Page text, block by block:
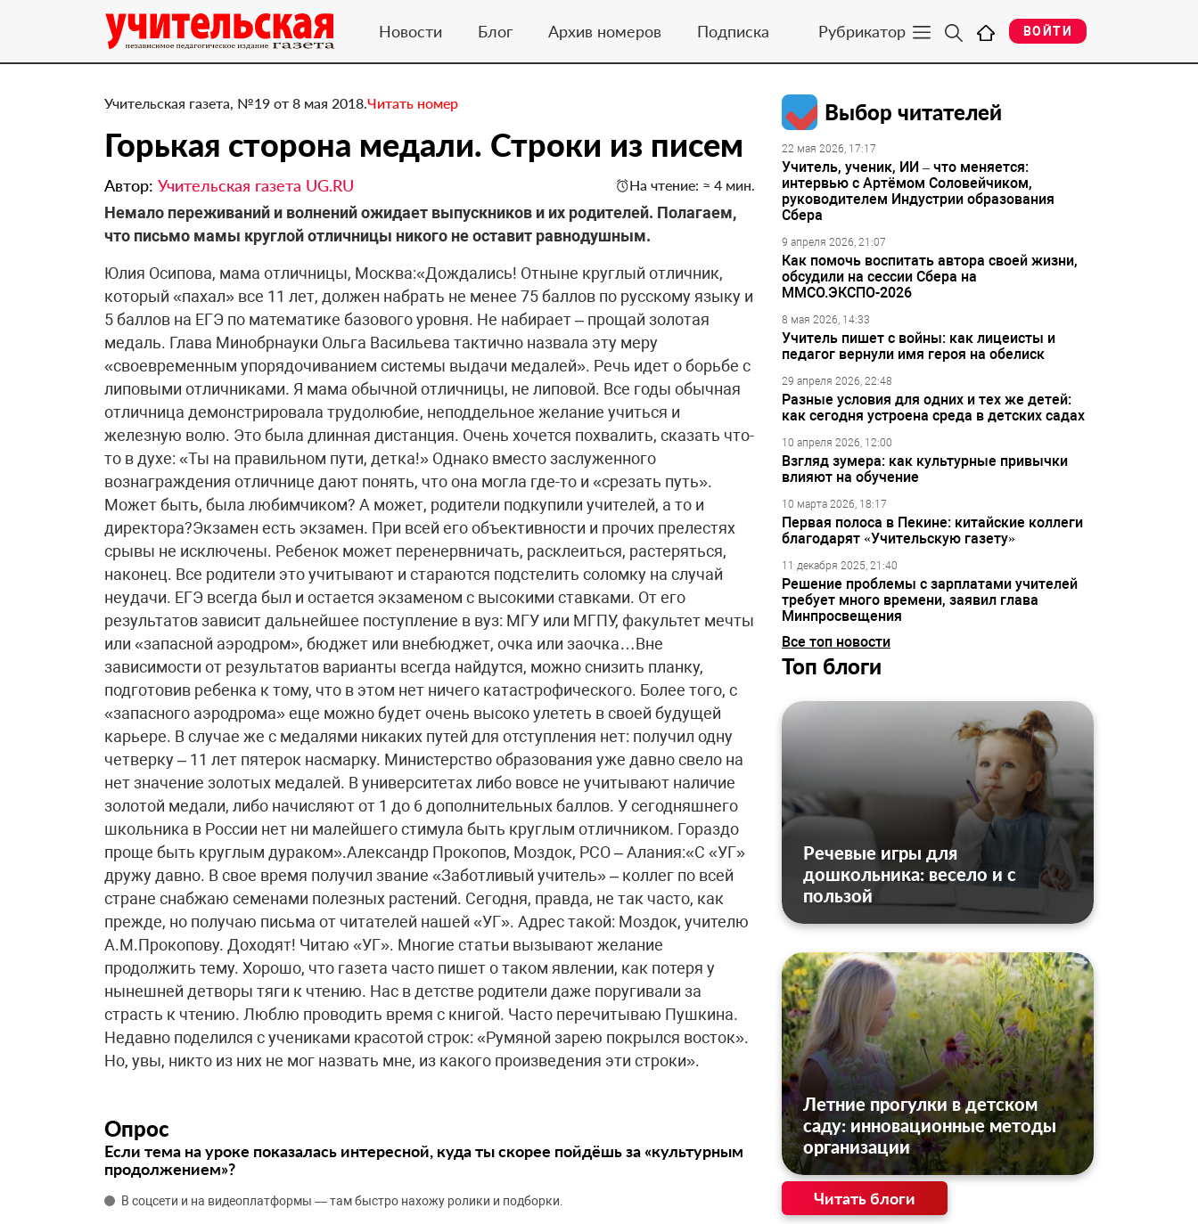
Новости Блог Архив номеров Подписка Рубрикатор ВОЙТИ
Учительская газета, №19 от 8 мая 2018.Читать номер
​Горькая сторона медали. Строки из писем
Автор: Учительская газета UG.RU На чтение: ≈ 4 мин.
Немало переживаний и волнений ожидает выпускников и их родителей. Полагаем,
что письмо мамы круглой отличницы никого не оставит равнодушным.
Юлия Осипова, мама отличницы, Москва:«Дождались! Отныне круглый отличник,
который «пахал» все 11 лет, должен набрать не менее 75 баллов по русскому языку и
5 баллов на ЕГЭ по математике базового уровня. Не набирает – прощай золотая
медаль. Глава Минобрнауки Ольга Васильева тактично назвала эту меру
«своевременным упорядочиванием системы выдачи медалей». Речь идет о борьбе с
липовыми отличниками. Я мама обычной отличницы, не липовой. Все годы обычная
отличница демонстрировала трудолюбие, неподдельное желание учиться и
железную волю. Это была длинная дистанция. Очень хочется похвалить, сказать что-
то в духе: «Ты на правильном пути, детка!» Однако вместо заслуженного
вознаграждения отличнице дают понять, что она могла где-то и «срезать путь».
Может быть, была любимчиком? А может, родители подкупили учителей, а то и
директора?Экзамен есть экзамен. При всей его объективности и прочих прелестях
срывы не исключены. Ребенок может перенервничать, расклеиться, растеряться,
наконец. Все родители это учитывают и стараются подстелить соломку на случай
неудачи. ЕГЭ всегда был и остается экзаменом с высокими ставками. От его
результатов зависит дальнейшее поступление в вуз: МГУ или МГПУ, факультет мечты
или «запасной аэродром», бюджет или внебюджет, очка или заочка…Вне
зависимости от результатов варианты всегда найдутся, можно снизить планку,
подготовив ребенка к тому, что в этом нет ничего катастрофического. Более того, с
«запасного аэродрома» еще можно будет очень высоко улететь в своей будущей
карьере. В случае же с медалями никаких путей для отступления нет: получил одну
четверку – 11 лет пятерок насмарку. Министерство образования уже давно свело на
нет значение золотых медалей. В университетах либо вовсе не учитывают наличие
золотой медали, либо начисляют от 1 до 6 дополнительных баллов. У сегодняшнего
школьника в России нет ни малейшего стимула быть круглым отличником. Гораздо
проще быть круглым дураком».Александр Прокопов, Моздок, РСО – Алания:«С «УГ»
дружу давно. В свое время получил звание «Заботливый учитель» – коллег по всей
стране снабжаю семенами полезных растений. Cегодня, правда, не так часто, как
прежде, но получаю письма от читателей нашей «УГ». Адрес такой: Моздок, учителю
А.М.Прокопову. Доходят! Читаю «УГ». Многие статьи вызывают желание
продолжить тему. Хорошо, что газета часто пишет о таком явлении, как потеря у
нынешней детворы тяги к чтению. Нас в детстве родители даже поругивали за
страсть к чтению. Люблю проводить время с книгой. Часто перечитываю Пушкина.
Недавно поделился с учениками красотой строк: «Румяной зарею покрылся восток».
Но, увы, никто из них не мог назвать мне, из какого произведения эти строки».
Опрос
Если тема на уроке показалась интересной, куда ты скорее пойдёшь за «культурным
продолжением»?
В соцсети и на видеоплатформы — там быстро нахожу ролики и подборки.
Выбор читателей
22 мая 2026, 17:17
Учитель, ученик, ИИ – что меняется:
интервью с Артёмом Соловейчиком,
руководителем Индустрии образования
Сбера
9 апреля 2026, 21:07
Как помочь воспитать автора своей жизни,
обсудили на сессии Сбера на
ММСО.ЭКСПО-2026
8 мая 2026, 14:33
Учитель пишет с войны: как лицеисты и
педагог вернули имя героя на обелиск
29 апреля 2026, 22:48
Разные условия для одних и тех же детей:
как сегодня устроена среда в детских садах
10 апреля 2026, 12:00
Взгляд зумера: как культурные привычки
влияют на обучение
10 марта 2026, 18:17
Первая полоса в Пекине: китайские коллеги
благодарят «Учительскую газету»
11 декабря 2025, 21:40
Решение проблемы с зарплатами учителей
требует много времени, заявил глава
Минпросвещения
Все топ новости
Топ блоги
Речевые игры для
дошкольника: весело и с
пользой
Летние прогулки в детском
саду: инновационные методы
организации
Читать блоги